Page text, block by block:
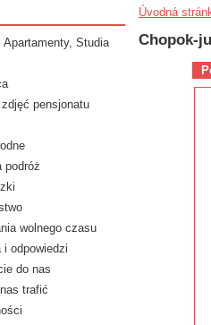
Úvodná
Chopok-
Apartamenty, Studia
pensjonatu
podróż
wolnego czasu
i odpowiedzi
do nas
trafić